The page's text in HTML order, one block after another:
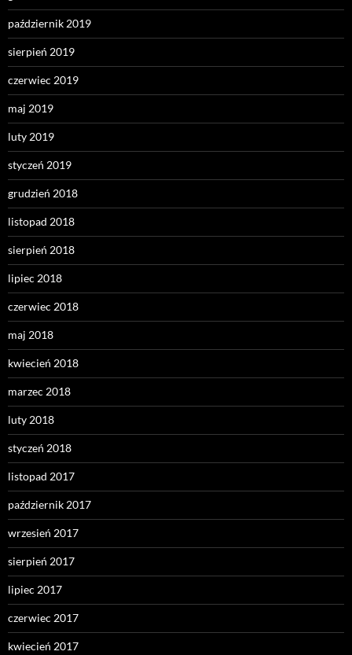
październik 2019
sierpień 2019
czerwiec 2019
maj 2019
luty 2019
styczeń 2019
grudzień 2018
listopad 2018
sierpień 2018
lipiec 2018
czerwiec 2018
maj 2018
kwiecień 2018
marzec 2018
luty 2018
styczeń 2018
listopad 2017
październik 2017
wrzesień 2017
sierpień 2017
lipiec 2017
czerwiec 2017
kwiecień 2017